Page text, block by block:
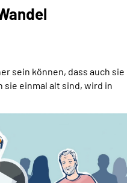
sein können, dass auch sie
sie einmal alt sind, wird in